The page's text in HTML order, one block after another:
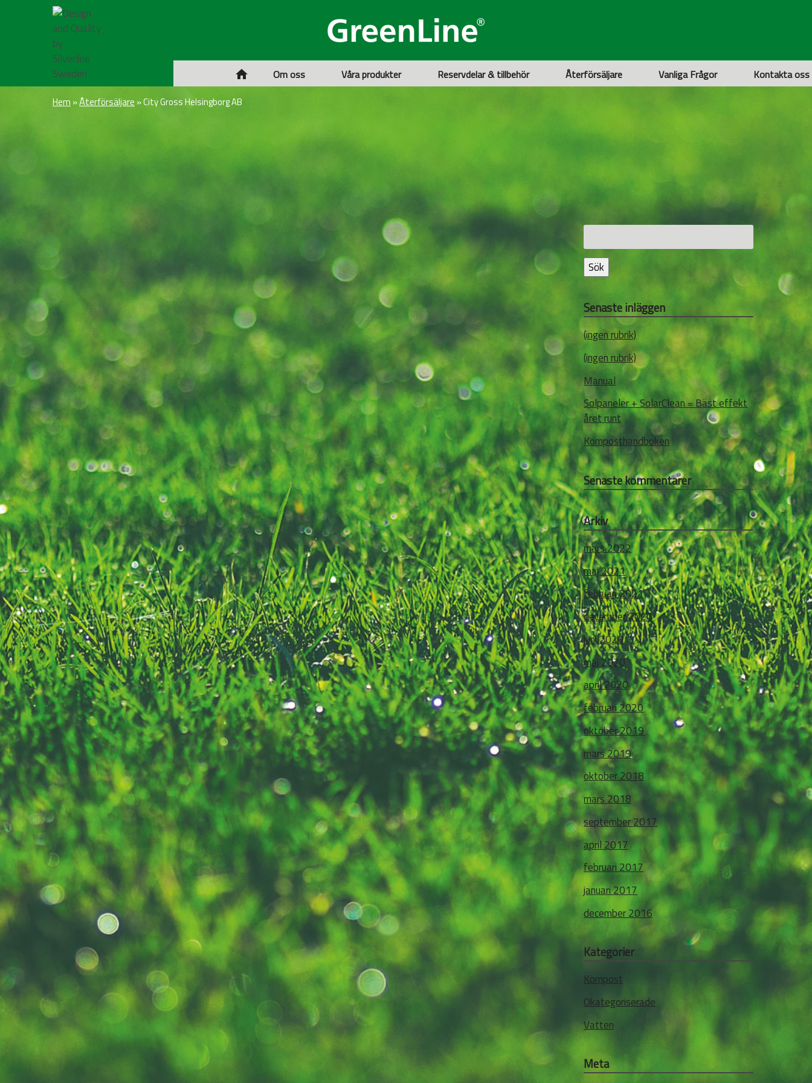
Om oss Våra produkter Reservdelar & tillbehör Återförsäljare Vanliga Frågor Kontakta oss
Hem »Återförsäljare »City Gross Helsingborg AB
Sök
efter:
Sök
Senaste inläggen
(ingen rubrik)
(ingen rubrik)
Manual
Solpaneler + SolarClean = Bäst effekt
året runt
Komposthandboken
Senaste kommentarer
Arkiv
mars 2022
maj 2021
februari 2021
december 2020
juni 2020
maj 2020
april 2020
februari 2020
oktober 2019
mars 2019
oktober 2018
mars 2018
september 2017
april 2017
februari 2017
januari 2017
december 2016
Kategorier
Kompost
Okategoriserade
Vatten
Meta